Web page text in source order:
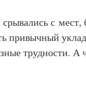
с мест,
привычный
трудности. А